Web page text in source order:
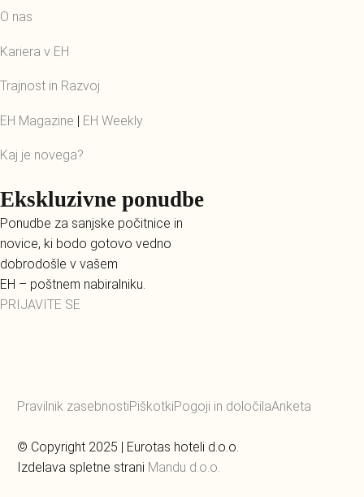
O nas
Kariera v EH
Trajnost in Razvoj
EH Magazine | EH Weekly
Kaj je novega?
Ekskluzivne ponudbe
Ponudbe za sanjske počitnice in
novice, ki bodo gotovo vedno
dobrodošle v vašem
EH – poštnem nabiralniku.
PRIJAVITE SE
Pravilnik zasebnostiPiškotkiPogoji in določilaAnketa
© Copyright 2025 | Eurotas hoteli d.o.o.
Izdelava spletne strani Mandu d.o.o.